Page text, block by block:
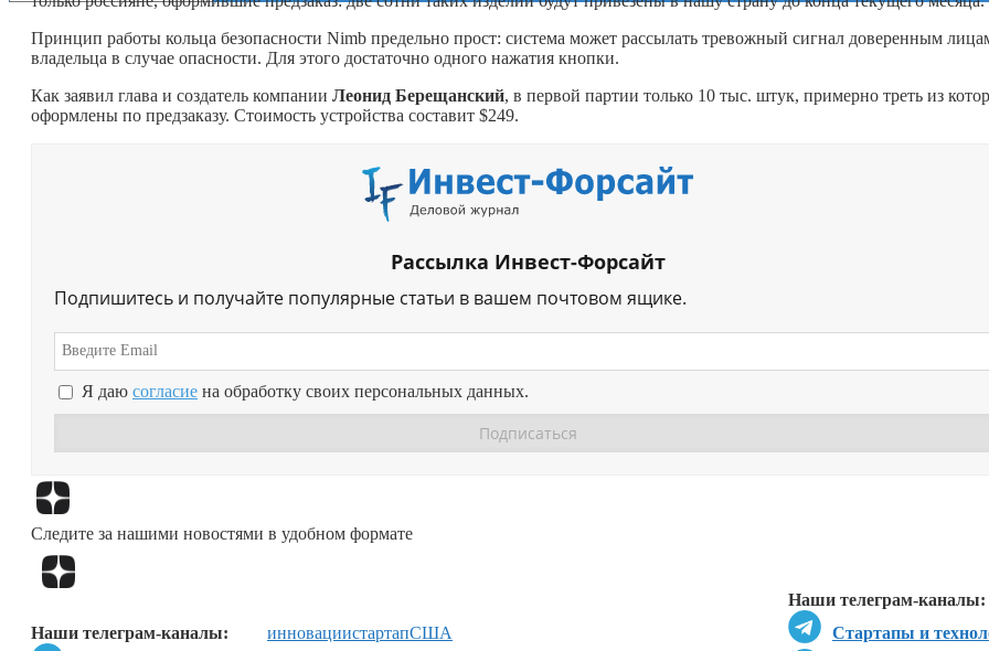
Принцип работы кольца безопасности Nimb предельно прост: система может рассылать тревожный сигнал доверенным
владельца в случае опасности. Для этого достаточно одного нажатия кнопки.
Как заявил глава и создатель компании Леонид Берещанский, в первой партии только 10 тыс. штук, примерно треть из
оформлены по предзаказу. Стоимость устройства составит $249.
Рассылка Инвест-Форсайт
Подпишитесь и получайте популярные статьи в вашем почтовом ящике.
Я даю согласие на обработку своих персональных данных.
Следите за нашими новостями в удобном формате
Наши телеграм-каналы:
Стартапы и
Наши телеграм-каналы:
инновациистартапСША